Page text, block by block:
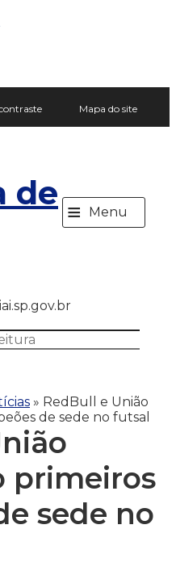
Mapa do site
de ≡ Menu
» RedBull e União
de sede no futsal
primeiros
sede no